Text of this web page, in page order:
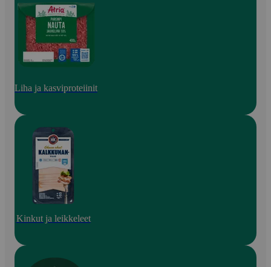
Liha ja kasviproteiinit
Kinkut ja leikkeleet